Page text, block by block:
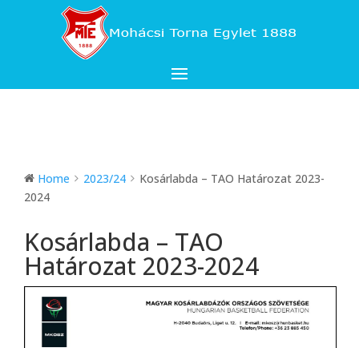
Home 2023/24
Kosárlabda – TAO Határozat 2023-
2024
Kosárlabda – TAO
Határozat 2023-2024